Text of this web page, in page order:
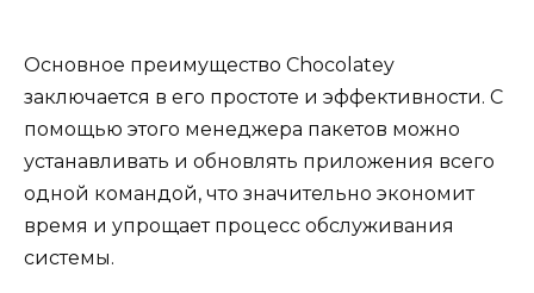
Основное преимущество Chocolatey
заключается в его простоте и эффективности. С
помощью этого менеджера пакетов можно
устанавливать и обновлять приложения всего
одной командой, что значительно экономит
время и упрощает процесс обслуживания
системы.